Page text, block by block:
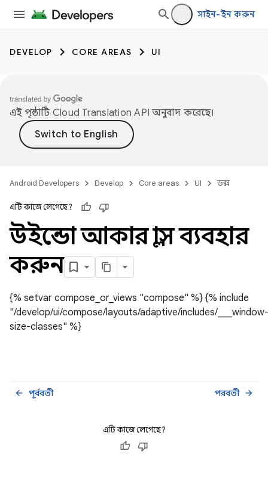
সাইন-ইন করুন
DEVELOP CORE AREAS UI
এই পৃষ্ঠাটি Cloud Translation API অনুবাদ করেছে।
Android Developers Develop Core areas UI ডক্স
এটি কাজে লেগেছে?
উইন্ডো আকার ক্লাস ব্যবহার
করুন
{% setvar compose_or_views "compose" %} {% include
"/develop/ui/compose/layouts/adaptive/includes/___window-
size-classes" %}
পূর্ববর্তী
arrow_back পরবর্তী arrow_forward
এটি কাজে লেগেছে?